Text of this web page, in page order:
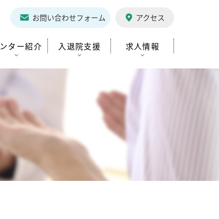
お問い合わせフォーム アクセス
ター紹介 入退院支援 求人情報